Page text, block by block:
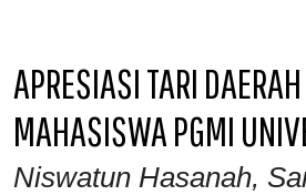
APRESIASI TARI
MAHASISWA PGMI
Niswatun Hasanah,